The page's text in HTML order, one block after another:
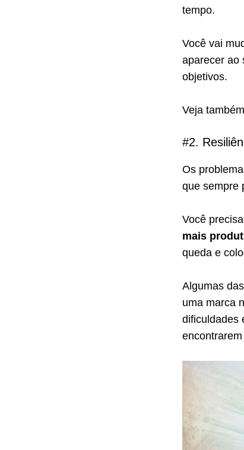
tempo.
Você vai
aparecer ao
objetivos.
Veja
#2.
Os
que sempre
Você
mais
queda e
Algumas
uma marca
dificuldades